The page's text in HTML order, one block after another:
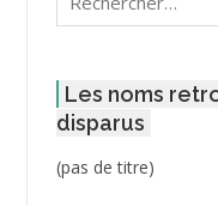
Les noms
disparus
(pas de titre)Post